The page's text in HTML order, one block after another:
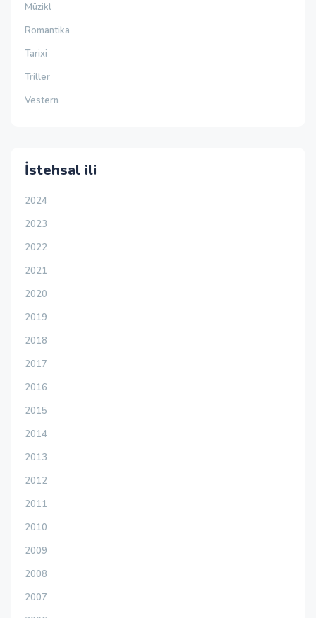
Müzikl
Romantika
Tarixi
Triller
Vestern
İstehsal ili
2024
2023
2022
2021
2020
2019
2018
2017
2016
2015
2014
2013
2012
2011
2010
2009
2008
2007